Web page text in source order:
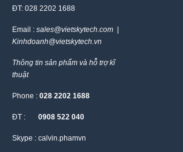
ĐT: 028 2202 1688
Email : sales@vietskytech.com |
Kinhdoanh@vietskytech.vn
Thông tin sản phẩm và hỗ trợ kĩ
thuật
Phone : 028 2202 1688
ĐT : 0908 522 040
Skype : calvin.phamvn